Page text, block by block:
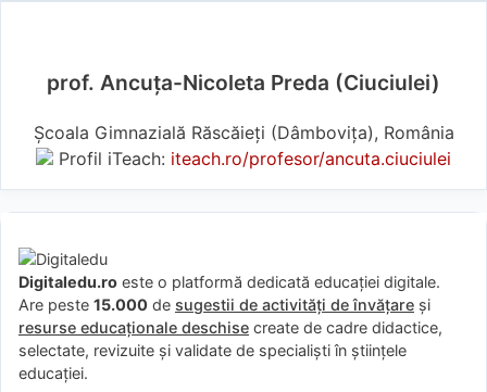
prof. Ancuța-Nicoleta Preda (Ciuciulei)
Școala Gimnazială Răscăieți (Dâmboviţa), România
Profil iTeach: iteach.ro/profesor/ancuta.ciuciulei
Digitaledu.ro este o platformă dedicată educației digitale.
Are peste 15.000 de sugestii de activități de învățare și
resurse educaționale deschise create de cadre didactice,
selectate, revizuite și validate de specialiști în științele
educației.